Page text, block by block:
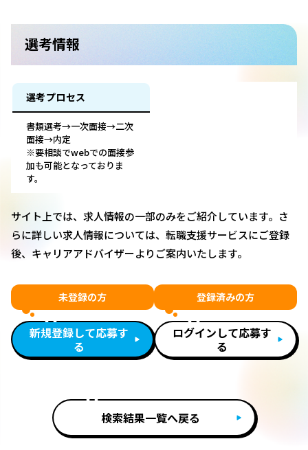
選考情報
選考プロセス
書類選考→一次面接→二次
面接→内定
※要相談でwebでの面接参
加も可能となっておりま
す。
サイト上では、求人情報の一部のみをご紹介しています。さ
らに詳しい求人情報については、転職支援サービスにご登録
後、キャリアアドバイザーよりご案内いたします。
未登録の方
新規登録して応募す
る
登録済みの方
ログインして応募す
る
検索結果一覧へ戻る